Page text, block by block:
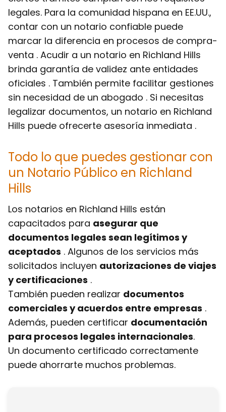
legales. Para la comunidad hispana en EE.UU.,
contar con un notario confiable puede
marcar la diferencia en procesos de compra-
venta . Acudir a un notario en Richland Hills
brinda garantía de validez ante entidades
oficiales . También permite facilitar gestiones
sin necesidad de un abogado . Si necesitas
legalizar documentos, un notario en Richland
Hills puede ofrecerte asesoría inmediata .
Todo lo que puedes gestionar con
un Notario Público en Richland
Hills
Los notarios en Richland Hills están
capacitados para asegurar que
documentos legales sean legítimos y
aceptados . Algunos de los servicios más
solicitados incluyen autorizaciones de viajes
y certificaciones .
También pueden realizar documentos
comerciales y acuerdos entre empresas .
Además, pueden certificar documentación
para procesos legales internacionales.
Un documento certificado correctamente
puede ahorrarte muchos problemas.